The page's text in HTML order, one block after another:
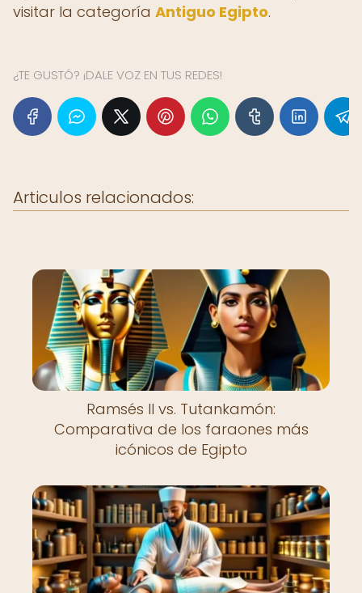
visitar la categoría Antiguo Egipto.
¿TE GUSTÓ? ¡DALE VOZ EN TUS REDES!
Articulos relacionados:
Ramsés II vs. Tutankamón:
Comparativa de los faraones más
icónicos de Egipto